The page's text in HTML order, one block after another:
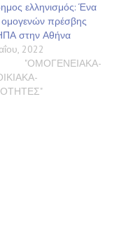
ελληνισμός: Ένα
ομογενών πρέσβης
στην Αθήνα
2022